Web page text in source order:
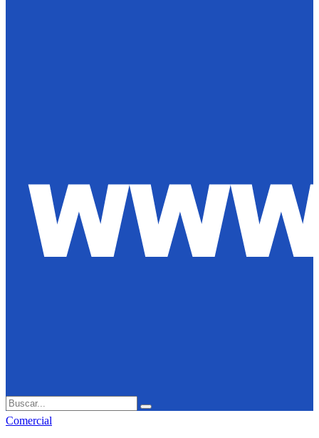
Search
for:
Search
Comercial